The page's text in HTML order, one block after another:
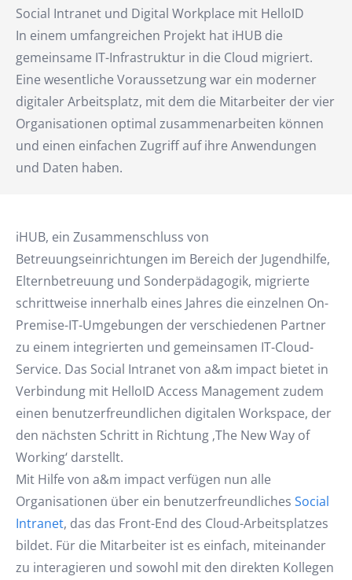
Social Intranet und Digital Workplace mit HelloID
In einem umfangreichen Projekt hat iHUB die
gemeinsame IT-Infrastruktur in die Cloud migriert.
Eine wesentliche Voraussetzung war ein moderner
digitaler Arbeitsplatz, mit dem die Mitarbeiter der vier
Organisationen optimal zusammenarbeiten können
und einen einfachen Zugriff auf ihre Anwendungen
und Daten haben.
iHUB, ein Zusammenschluss von
Betreuungseinrichtungen im Bereich der Jugendhilfe,
Elternbetreuung und Sonderpädagogik, migrierte
schrittweise innerhalb eines Jahres die einzelnen On-
Premise-IT-Umgebungen der verschiedenen Partner
zu einem integrierten und gemeinsamen IT-Cloud-
Service. Das Social Intranet von a&m impact bietet in
Verbindung mit HelloID Access Management zudem
einen benutzerfreundlichen digitalen Workspace, der
den nächsten Schritt in Richtung ‚The New Way of
Working‘ darstellt.
Mit Hilfe von a&m impact verfügen nun alle
Organisationen über ein benutzerfreundliches Social
Intranet, das das Front-End des Cloud-Arbeitsplatzes
bildet. Für die Mitarbeiter ist es einfach, miteinander
zu interagieren und sowohl mit den direkten Kollegen